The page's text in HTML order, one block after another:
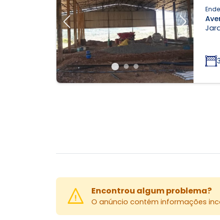
Previous Next
Encontrou algum problema?
O anúncio contém informações